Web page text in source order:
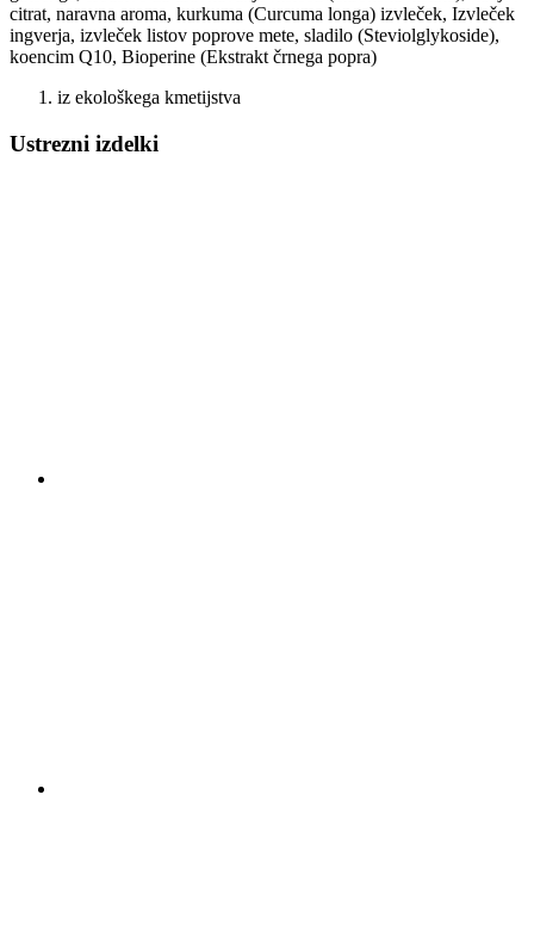
citrat, naravna aroma, kurkuma (Curcuma longa) izvleček, Izvleček
ingverja, izvleček listov poprove mete, sladilo (Steviolglykoside),
koencim Q10, Bioperine (Ekstrakt črnega popra)
iz ekološkega kmetijstva
Ustrezni izdelki